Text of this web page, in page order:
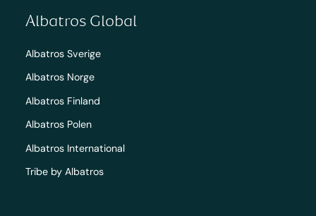
Albatros Global
Albatros Sverige
Albatros Norge
Albatros Finland
Albatros Polen
Albatros International
Tribe by Albatros